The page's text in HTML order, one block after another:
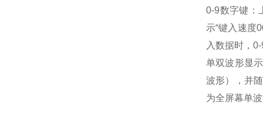
0-9数字键：
示“键入速度
入数据时，
单双波形显
波形），并
为全屏幕单